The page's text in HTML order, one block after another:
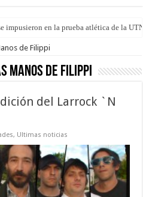
impusieron en la prueba atlética de la
años de Aníbal Sampayo
de Filippi
Manos de Filippi
del Larrock `N
, Ultimas noticias